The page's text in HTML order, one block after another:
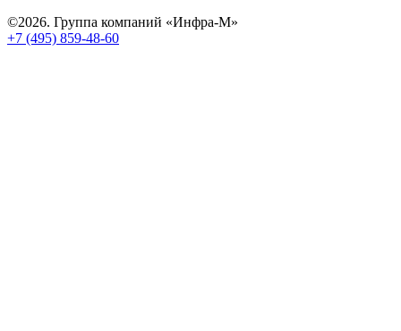
©2026. Группа компаний «Инфра-М»
+7 (495) 859-48-60